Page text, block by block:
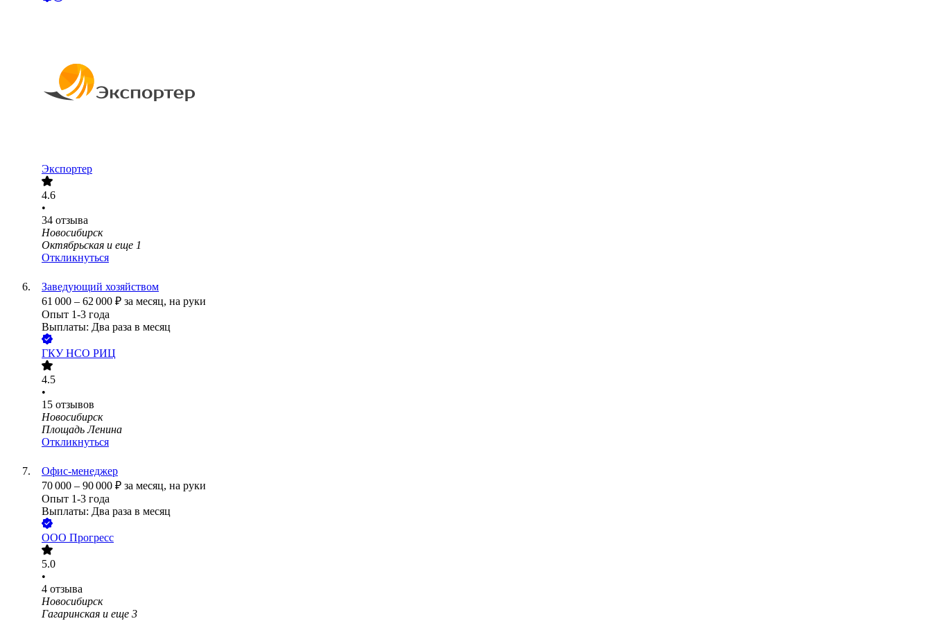
Экспортер
4.6
•
34 отзыва
Новосибирск
Октябрьская и еще 1
Откликнуться
Заведующий хозяйством
61 000 – 62 000 ₽ за месяц, на руки
Опыт 1-3 года
Выплаты: Два раза в месяц
ГКУ НСО РИЦ
4.5
•
15 отзывов
Новосибирск
Площадь Ленина
Откликнуться
Офис-менеджер
70 000 – 90 000 ₽ за месяц, на руки
Опыт 1-3 года
Выплаты: Два раза в месяц
ООО Прогресс
5.0
•
4 отзыва
Новосибирск
Гагаринская и еще 3